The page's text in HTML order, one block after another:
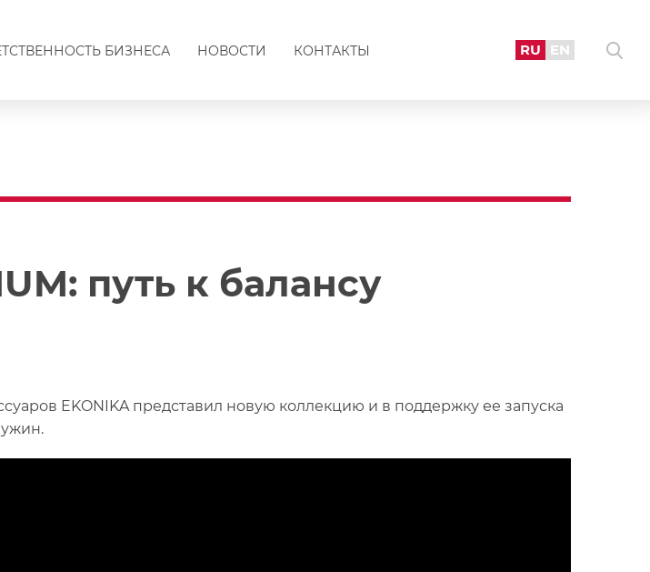
БИЗНЕСА НОВОСТИ КОНТАКТЫ RU EN
путь к балансу
EKONIKA представил новую коллекцию и в поддержку ее запуска